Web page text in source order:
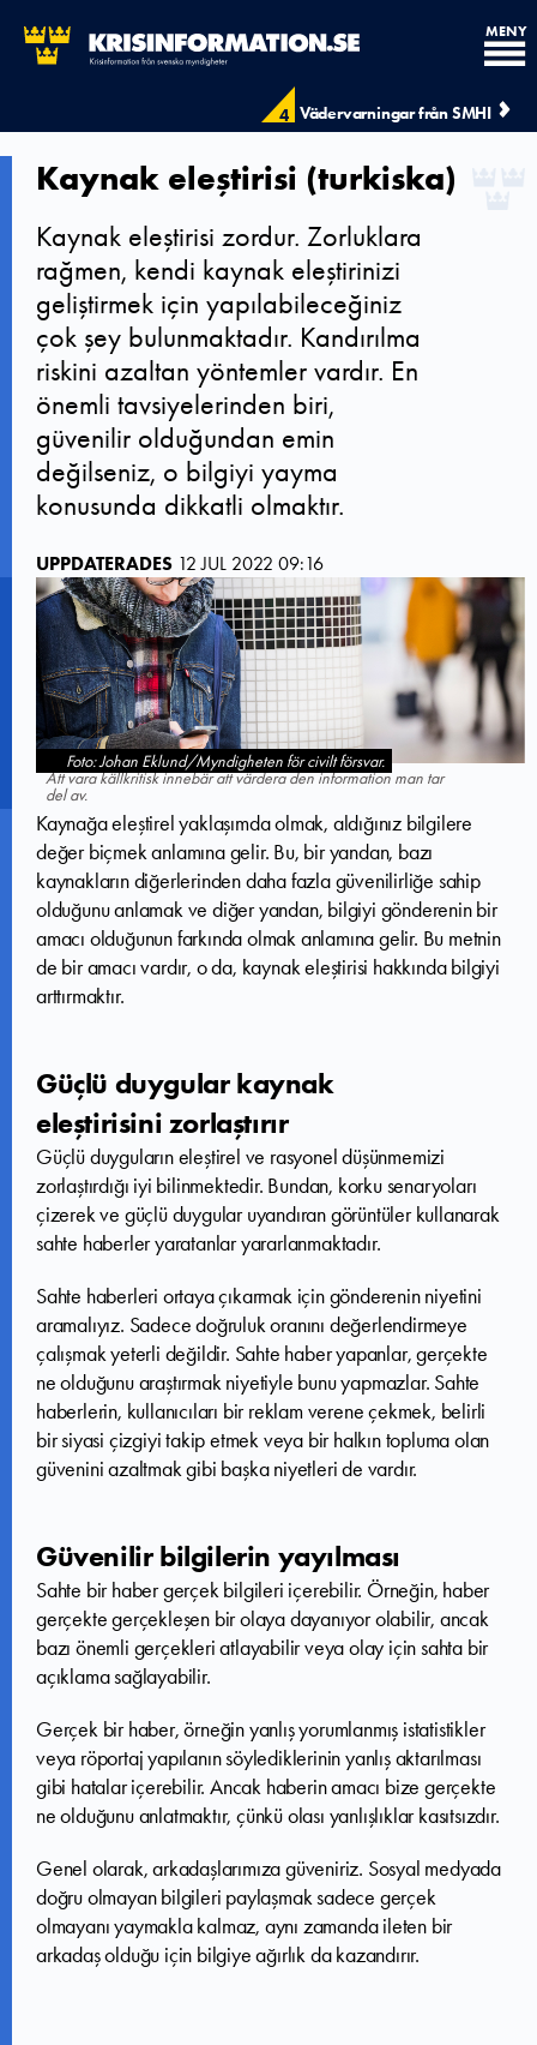
4 Vädervarningar från SMHI
MENY
Kaynak eleştirisi (turkiska)
Kaynak eleştirisi zordur. Zorluklara
rağmen, kendi kaynak eleştirinizi
geliştirmek için yapılabileceğiniz
çok şey bulunmaktadır. Kandırılma
riskini azaltan yöntemler vardır. En
önemli tavsiyelerinden biri,
güvenilir olduğundan emin
değilseniz, o bilgiyi yayma
konusunda dikkatli olmaktır.
UPPDATERADES 12 JUL 2022 09:16
Foto: Johan Eklund/Myndigheten för civilt försvar.
Att vara källkritisk innebär att värdera den information man tar
del av.
Kaynağa eleştirel yaklaşımda olmak, aldığınız bilgilere
değer biçmek anlamına gelir. Bu, bir yandan, bazı
kaynakların diğerlerinden daha fazla güvenilirliğe sahip
olduğunu anlamak ve diğer yandan, bilgiyi gönderenin bir
amacı olduğunun farkında olmak anlamına gelir. Bu metnin
de bir amacı vardır, o da, kaynak eleştirisi hakkında bilgiyi
arttırmaktır.
Güçlü duygular kaynak
eleştirisini zorlaştırır
Güçlü duyguların eleştirel ve rasyonel düşünmemizi
zorlaştırdığı iyi bilinmektedir. Bundan, korku senaryoları
çizerek ve güçlü duygular uyandıran görüntüler kullanarak
sahte haberler yaratanlar yararlanmaktadır.
Sahte haberleri ortaya çıkarmak için gönderenin niyetini
aramalıyız. Sadece doğruluk oranını değerlendirmeye
çalışmak yeterli değildir. Sahte haber yapanlar, gerçekte
ne olduğunu araştırmak niyetiyle bunu yapmazlar. Sahte
haberlerin, kullanıcıları bir reklam verene çekmek, belirli
bir siyasi çizgiyi takip etmek veya bir halkın topluma olan
güvenini azaltmak gibi başka niyetleri de vardır.
Güvenilir bilgilerin yayılması
Sahte bir haber gerçek bilgileri içerebilir. Örneğin, haber
gerçekte gerçekleşen bir olaya dayanıyor olabilir, ancak
bazı önemli gerçekleri atlayabilir veya olay için sahta bir
açıklama sağlayabilir.
Gerçek bir haber, örneğin yanlış yorumlanmış istatistikler
veya röportaj yapılanın söylediklerinin yanlış aktarılması
gibi hatalar içerebilir. Ancak haberin amacı bize gerçekte
ne olduğunu anlatmaktır, çünkü olası yanlışlıklar kasıtsızdır.
Genel olarak, arkadaşlarımıza güveniriz. Sosyal medyada
doğru olmayan bilgileri paylaşmak sadece gerçek
olmayanı yaymakla kalmaz, aynı zamanda ileten bir
arkadaş olduğu için bilgiye ağırlık da kazandırır.